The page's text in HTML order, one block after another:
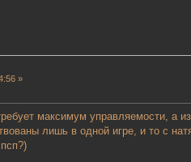
»
максимум управляемости, а
лишь в одной игре, и то с